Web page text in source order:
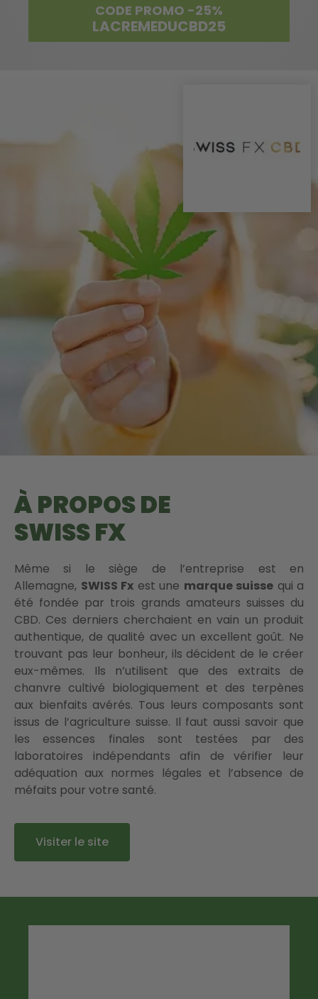
CODE PROMO -25%
LACREMEDUCBD25
À PROPOS DE
SWISS FX
Même si le siège de l’entreprise est en
Allemagne, SWISS Fx est une marque suisse qui a
été fondée par trois grands amateurs suisses du
CBD. Ces derniers cherchaient en vain un produit
authentique, de qualité avec un excellent goût. Ne
trouvant pas leur bonheur, ils décident de le créer
eux-mêmes. Ils n’utilisent que des extraits de
chanvre cultivé biologiquement et des terpènes
aux bienfaits avérés. Tous leurs composants sont
issus de l’agriculture suisse. Il faut aussi savoir que
les essences finales sont testées par des
laboratoires indépendants afin de vérifier leur
adéquation aux normes légales et l’absence de
méfaits pour votre santé.
Visiter le site